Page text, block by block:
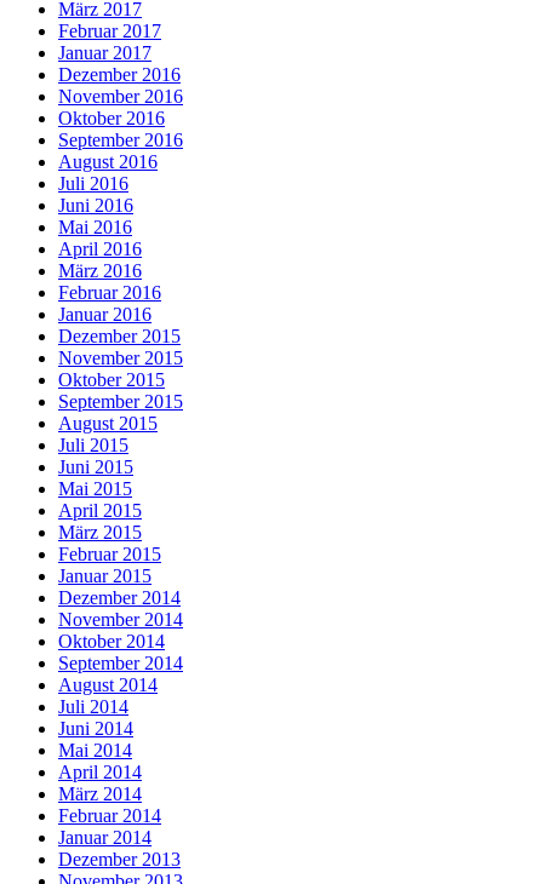
März 2017
Februar 2017
Januar 2017
Dezember 2016
November 2016
Oktober 2016
September 2016
August 2016
Juli 2016
Juni 2016
Mai 2016
April 2016
März 2016
Februar 2016
Januar 2016
Dezember 2015
November 2015
Oktober 2015
September 2015
August 2015
Juli 2015
Juni 2015
Mai 2015
April 2015
März 2015
Februar 2015
Januar 2015
Dezember 2014
November 2014
Oktober 2014
September 2014
August 2014
Juli 2014
Juni 2014
Mai 2014
April 2014
März 2014
Februar 2014
Januar 2014
Dezember 2013